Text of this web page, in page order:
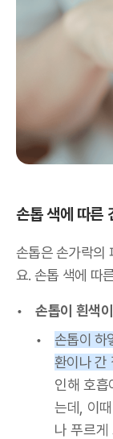
손톱 색에 따른
손톱은 손가락의
요. 손톱 색에 따
손톱이 흰색
손톱이 하
환이나 간
인해 호흡
는데, 이
나 푸르게